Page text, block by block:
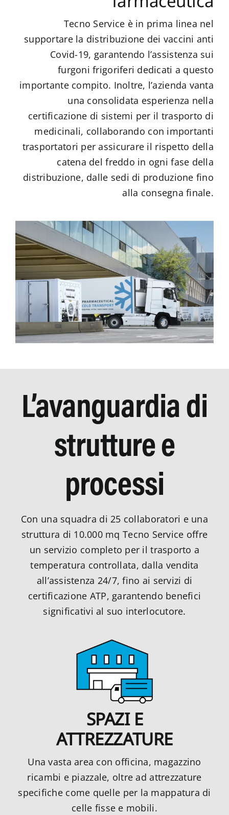
Tecno Service è in prima linea nel
supportare la distribuzione dei vaccini anti
Covid-19, garantendo l’assistenza sui
furgoni frigoriferi dedicati a questo
importante compito. Inoltre, l’azienda vanta
una consolidata esperienza nella
certificazione di sistemi per il trasporto di
medicinali, collaborando con importanti
trasportatori per assicurare il rispetto della
catena del freddo in ogni fase della
distribuzione, dalle sedi di produzione fino
alla consegna finale.
L’avanguardia di
strutture e
processi
Con una squadra di 25 collaboratori e una
struttura di 10.000 mq Tecno Service offre
un servizio completo per il trasporto a
temperatura controllata, dalla vendita
all’assistenza 24/7, fino ai servizi di
certificazione ATP, garantendo benefici
significativi al suo interlocutore.
SPAZI E
ATTREZZATURE
Una vasta area con officina, magazzino
ricambi e piazzale, oltre ad attrezzature
specifiche come quelle per la mappatura di
celle fisse e mobili.